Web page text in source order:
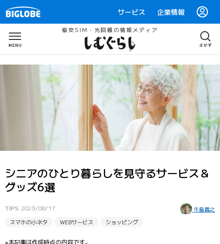
サービス 企業情報
格安SIM・光回線の情報メディア
シニアのひとり暮らしを見守るサービス＆
グッズ6選
TIPS 2023/08/17
牛島義之
スマホの小ネタ
WEBサービス ショッピング
※本記事は作成時点の内容です。